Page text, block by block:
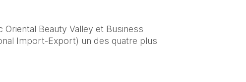
Oriental Beauty Valley et Business
Import-Export) un des quatre plus